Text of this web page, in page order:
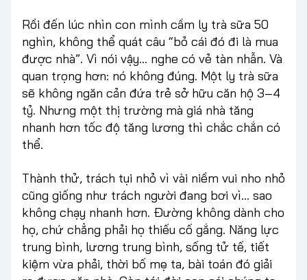
Rồi đến lúc nhìn con mình cầm ly trà sữa 50
nghìn, không thể quát câu “bỏ cái đó đi là mua
được nhà”. Vì nói vậy… nghe có vẻ tàn nhẫn. Và
quan trọng hơn: nó không đúng. Một ly trà sữa
sẽ không ngăn cản đứa trẻ sở hữu căn hộ 3–4
tỷ. Nhưng một thị trường mà giá nhà tăng
nhanh hơn tốc độ tăng lương thì chắc chắn có
thể.
Thành thử, trách tụi nhỏ vì vài niềm vui nho nhỏ
cũng giống như trách người đang bơi vì… sao
không chạy nhanh hơn. Đường không dành cho
họ, chứ chẳng phải họ thiếu cố gắng. Năng lực
trung bình, lương trung bình, sống tử tế, tiết
kiệm vừa phải, thời bố mẹ ta, bài toán đó giải